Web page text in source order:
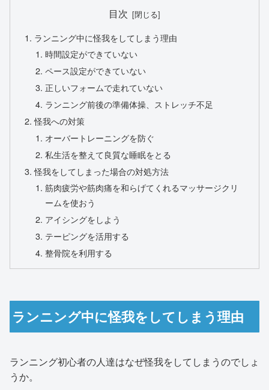
目次
ランニング中に怪我をしてしまう理由
時間設定ができていない
ペース設定ができていない
正しいフォームで走れていない
ランニング前後の準備体操、ストレッチ不足
怪我への対策
オーバートレーニングを防ぐ
私生活を整えて良質な睡眠をとる
怪我をしてしまった場合の対処方法
筋肉疲労や筋肉痛を和らげてくれるマッサージクリ
ームを使おう
アイシングをしよう
テーピングを活用する
整骨院を利用する
ランニング中に怪我をしてしまう理由
ランニング初心者の人達はなぜ怪我をしてしまうのでしょ
うか。